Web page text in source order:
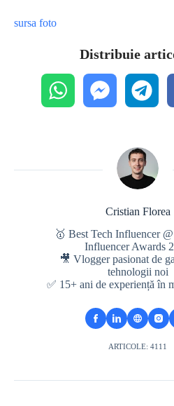
sursa foto
Distribuie
Cristian Florea
🥇 Best Tech Influencer
Influencer Awards
🎥 Vlogger pasionat de
tehnologii noi
✅ 15+ ani de experiență în
ARTICOLE: 4111